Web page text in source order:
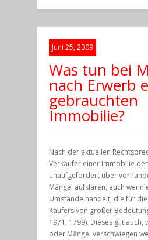
Juni 25, 2009
Was tun bei
nach Erwerb
gebrauchten
Immobilie?
Nach der aktuellen
Verkäufer einer Immobilie
unaufgefordert über
Mängel aufklären, auch wenn
Umstände handelt, die für
Käufers von großer
1971, 1799). Dieses gilt auch,
oder Mängel verschwiegen